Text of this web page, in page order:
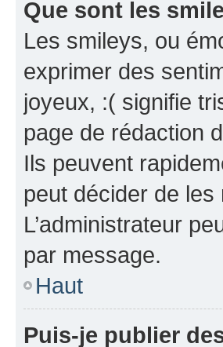
Que sont les
Les smileys, ou
exprimer des
joyeux, :( signifie
page de rédaction
Ils peuvent
peut décider de les
L’administrateur
par message.
Haut
Puis-je publier